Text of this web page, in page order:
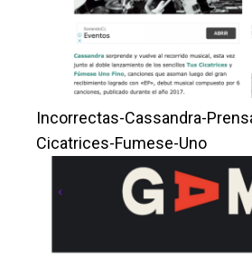
Incorrectas-Cassandra-
Cicatrices-Fumese-Uno